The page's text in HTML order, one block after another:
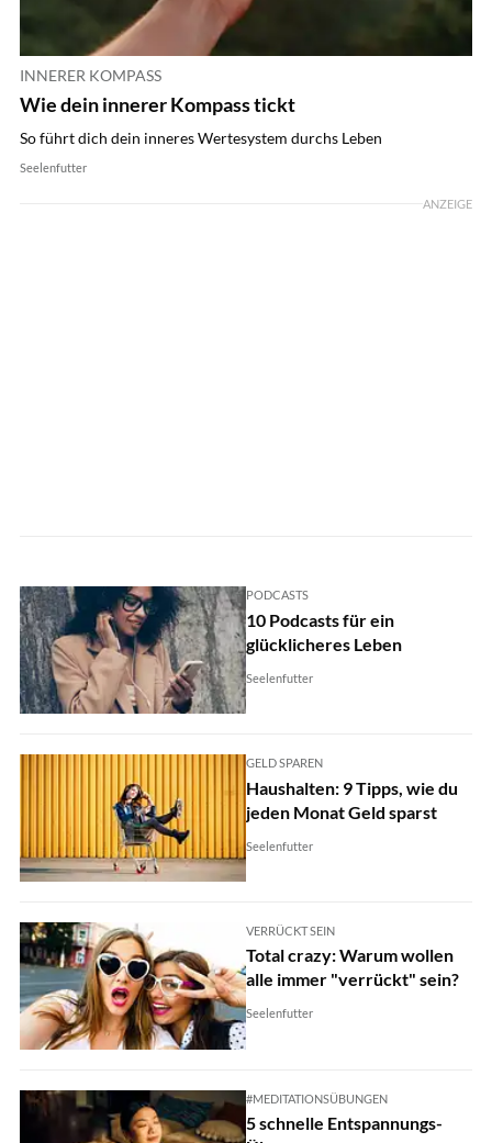
INNERER KOMPASS
Wie dein innerer Kompass tickt
So führt dich dein inneres Wertesystem durchs Leben
Seelenfutter
ANZEIGE
PODCASTS
10 Podcasts für ein
glücklicheres Leben
Seelenfutter
GELD SPAREN
Haushalten: 9 Tipps, wie du
jeden Monat Geld sparst
Seelenfutter
VERRÜCKT SEIN
Total crazy: Warum wollen
alle immer "verrückt" sein?
Seelenfutter
#MEDITATIONSÜBUNGEN
5 schnelle Entspannungs-